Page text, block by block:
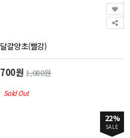
달걀양초(빨강)
700원1,080원
Sold Out
22%
SALE